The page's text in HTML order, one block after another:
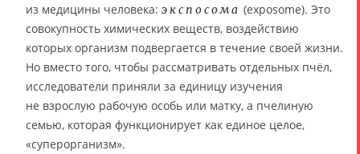
из медицины человека: экспосома (exposome). Это
совокупность химических веществ, воздействию
которых организм подвергается в течение своей жизни.
Но вместо того, чтобы рассматривать отдельных пчёл,
исследователи приняли за единицу изучения
не взрослую рабочую особь или матку, а пчелиную
семью, которая функционирует как единое целое,
«суперорганизм».